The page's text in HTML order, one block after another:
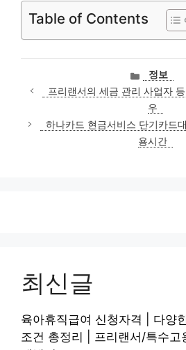
Table of Contents
카
테
고
리
정보
프리랜서의 세금 관리 사업자
우
하나카드 현금서비스 단기카드
용시간
최신글
육아휴직급여 신청자격 | 다양
조건 총정리 | 프리랜서/특수고